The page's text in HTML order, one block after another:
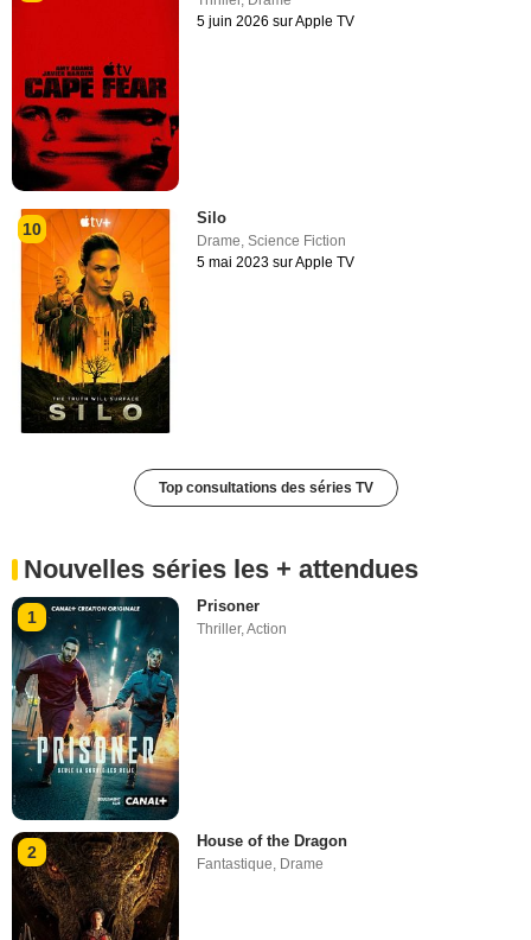
5 juin 2026 sur Apple TV
10
Silo
Drame,Science Fiction
5 mai 2023 sur Apple TV
Top consultations des séries TV
Nouvelles séries les + attendues
1
Prisoner
Thriller,Action
2
House of the Dragon
Fantastique, Drame